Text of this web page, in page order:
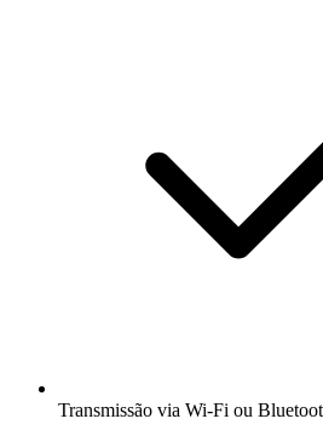
Transmissão via Wi-Fi ou